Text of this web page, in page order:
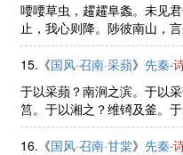
喓喓草虫，趯趯阜螽。未见
止，我心则降。陟彼南山，
见止，亦既觏止，我心则说
心伤悲。亦既见止，亦既觏止
15.《国风·召南·采蘋》先秦·
于以采蘋？南涧之滨。于以
筥。于以湘之？维锜及釜。
季女。
16.《国风·召南·甘棠》先秦·